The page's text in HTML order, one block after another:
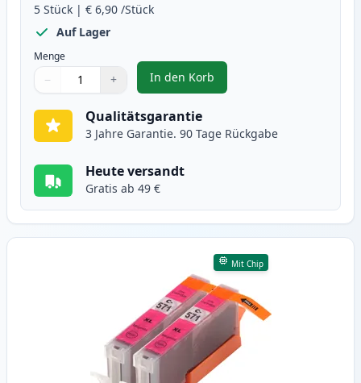
5 Stück | € 6,90 /Stück
Auf Lager
Menge
Verwenden Sie die Tasten, um anzupassen
− +
1
In den Korb
, 5 stück Canon PGI-570XL &
Qualitätsgarantie
3 Jahre Garantie. 90 Tage Rückgabe
Heute versandt
Gratis ab 49 €
Mit Chip